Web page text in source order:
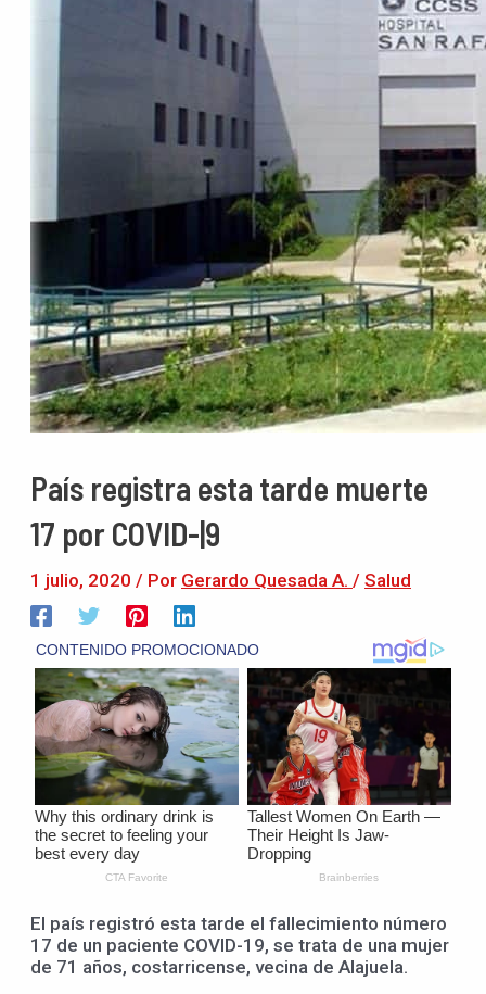
País registra esta tarde muerte
17 por COVID-|9
1 julio, 2020 / Por Gerardo Quesada A. / Salud
El país registró esta tarde el fallecimiento número
17 de un paciente COVID-19, se trata de una mujer
de 71 años, costarricense, vecina de Alajuela.